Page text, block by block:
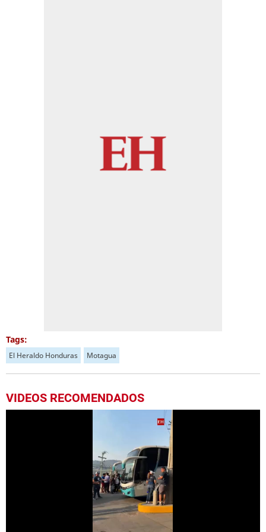
Tags:
El Heraldo Honduras Motagua
VIDEOS RECOMENDADOS